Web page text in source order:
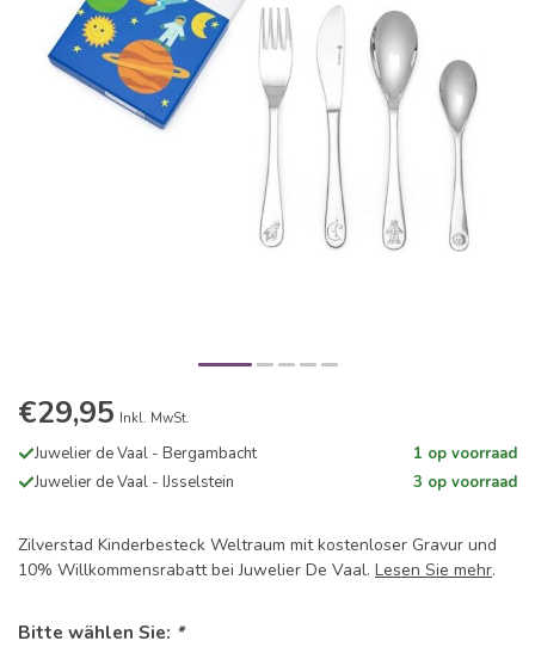
€29,95 Inkl. MwSt.
Juwelier de Vaal - Bergambacht
1 op voorraad
Juwelier de Vaal - IJsselstein
3 op voorraad
Zilverstad Kinderbesteck Weltraum mit kostenloser Gravur und
10% Willkommensrabatt bei Juwelier De Vaal. Lesen Sie mehr.
Bitte wählen Sie: *